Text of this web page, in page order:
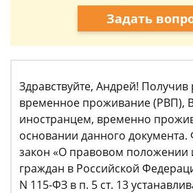
Задать
Здравствуйте, Андрей!
временное проживание (РВП),
иностранцем, временно
основании данного
закон «О правовом положении
граждан в Российской
N 115-ФЗ в п. 5 ст. 13